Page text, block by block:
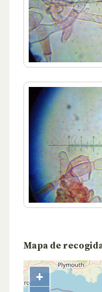
Mapa de
+